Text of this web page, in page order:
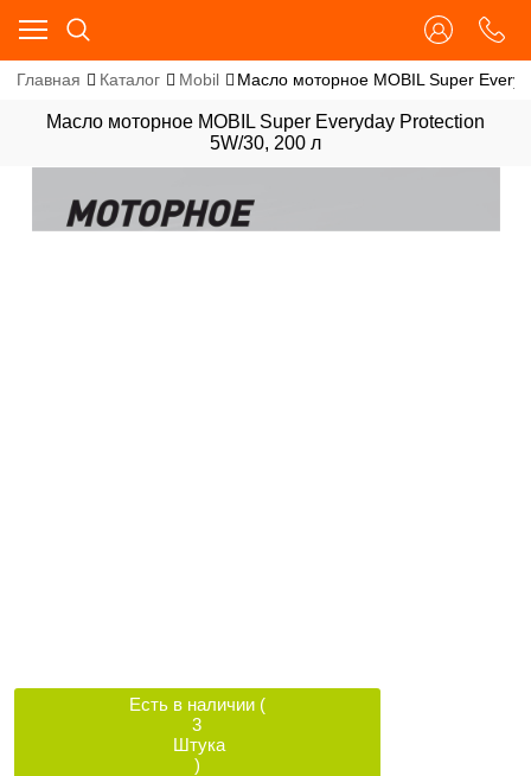
Главная Каталог Mobil Масло моторное MOBIL Super
Масло моторное MOBIL Super Everyday Protection
5W/30, 200 л
Есть в наличии (
3
Штука
)